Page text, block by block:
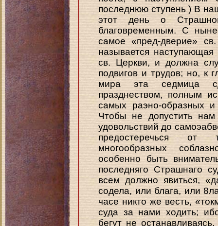
последнюю ступень ) В
этот день о
благовременным. С
самое «пред-дверие»
называется
св. Церкви, и должна
подвигов и трудов; но, к
мира эта седмица
празднеством, полным
самых раэно-образных
Чтобы не допустить
удовольствий до
предостеречься от
многообразных
особенно быть
последняго Страшнаго
всем должно явиться,
содела, или блага, или
часе никто же весть,
суда за нами ходить;
бегут не